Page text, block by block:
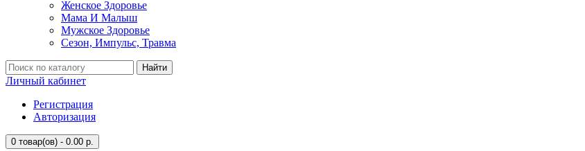
Женское Здоровье
Мама И Малыш
Мужское Здоровье
Сезон, Импульс, Травма
Найти
Личный кабинет
Регистрация
Авторизация
0 товар(ов) - 0.00 р.